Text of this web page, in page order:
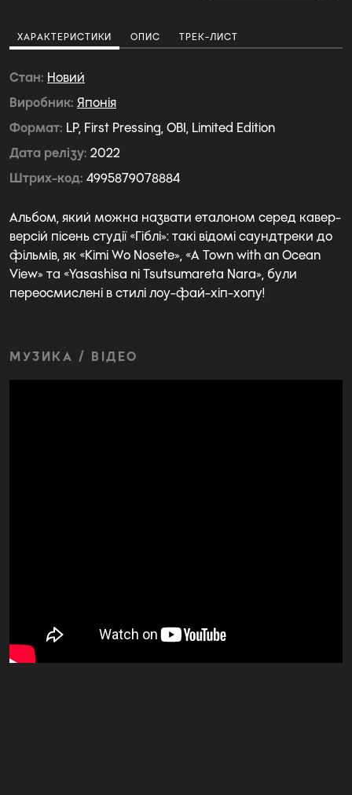
ХАРАКТЕРИСТИКИ ОПИС ТРЕК-ЛИСТ
Стан Новий
Виробник Японія
Формат LP, First Pressing, OBI, Limited Edition
Дата релізу 2022
Штрих-код 4995879078884
Альбом, який можна назвати еталоном серед кавер-
версій пісень студії «Гіблі»: такі відомі саундтреки до
фільмів, як «Kimi Wo Nosete», «A Town with an Ocean
View» та «Yasashisa ni Tsutsumareta Nara», були
переосмислені в стилі лоу-фай-хіп-хопу!
МУЗИКА / ВІДЕО